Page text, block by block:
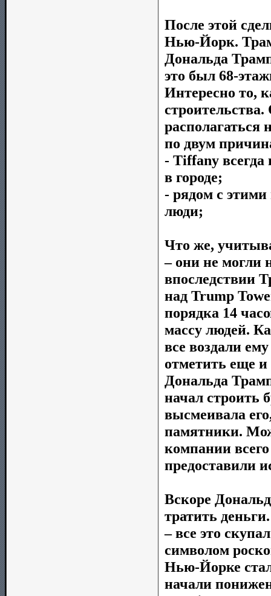
После этой
Нью-Йорк.
Дональда
это был 68-
Интересно то,
располагаться
по двум
- Tiffany
в городе;
- рядом с этими
люди;
Что же,
– они не могли
впоследствии
над Trump
порядка 14
массу людей.
все воздали
отметить еще
Дональда
начал строить
высмеивала
памятники.
компании
предоставили
Вскоре
тратить
– все это
символом
Нью-Йорке
начали